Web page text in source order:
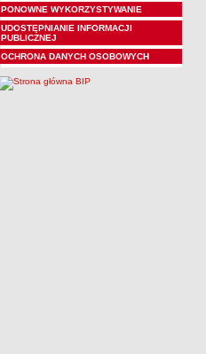
PONOWNE WYKORZYSTYWANIE
UDOSTĘPNIANIE INFORMACJI
PUBLICZNEJ
OCHRONA DANYCH OSOBOWYCH